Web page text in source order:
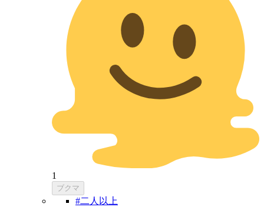
1
ブクマ
#二人以上